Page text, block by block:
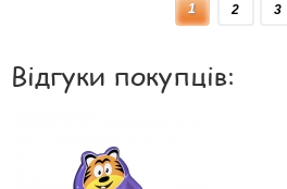
1 2 3
Відгуки покупців: